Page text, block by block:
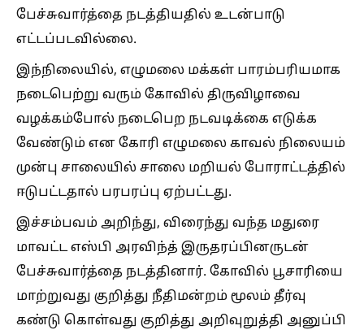
பேச்சுவார்த்தை நடத்தியதில் உடன்பாடு
எட்டப்படவில்லை.
இந்நிலையில், எழுமலை மக்கள் பாரம்பரியமாக
நடைபெற்று வரும் கோவில் திருவிழாவை
வழக்கம்போல் நடைபெற நடவடிக்கை எடுக்க
வேண்டும் என கோரி எழுமலை காவல் நிலையம்
முன்பு சாலையில் சாலை மறியல் போராட்டத்தில்
ஈடுபட்டதால் பரபரப்பு ஏற்பட்டது.
இச்சம்பவம் அறிந்து, விரைந்து வந்த மதுரை
மாவட்ட எஸ்பி அரவிந்த் இருதரப்பினருடன்
பேச்சுவார்த்தை நடத்தினார். கோவில் பூசாரியை
மாற்றுவது குறித்து நீதிமன்றம் மூலம் தீர்வு
கண்டு கொள்வது குறித்து அறிவுறுத்தி அனுப்பி